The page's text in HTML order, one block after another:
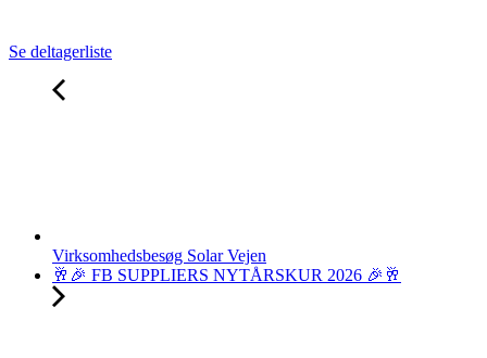
Se deltagerliste
Virksomhedsbesøg Solar Vejen
🥂🎉 FB SUPPLIERS NYTÅRSKUR 2026 🎉🥂